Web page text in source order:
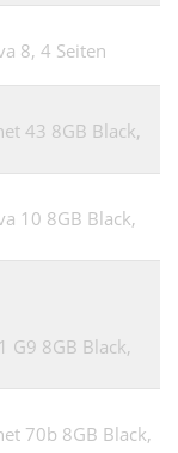
8, 4 Seiten
43 8GB Black,
10 8GB Black,
G9 8GB Black,
70b 8GB Black,